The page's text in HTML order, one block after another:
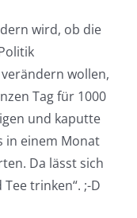
wird, ob die
wollen,
Tag für 1000
und kaputte
in einem Monat
Da lässt sich
trinken“. ;-D